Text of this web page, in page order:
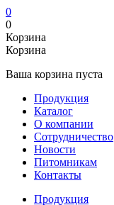
0
0
Корзина
Корзина
Ваша корзина пуста
Продукция
Каталог
О компании
Сотрудничество
Новости
Питомникам
Контакты
Продукция